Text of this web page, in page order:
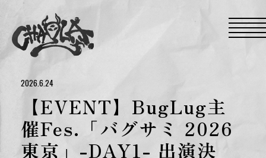
o
n
t
e
t
2026.6.24
【EVENT】BugLug主
催Fes.「バグサミ 2026
東京」-DAY1- 出演決